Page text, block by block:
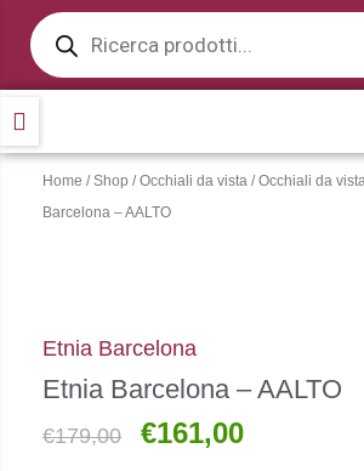
contenuto
Products
search
Home /Shop /Occhiali da vista /Occhiali da
Barcelona – AALTO
Etnia Barcelona
Etnia Barcelona – AALTO
€179,00
Il
€161,00Il